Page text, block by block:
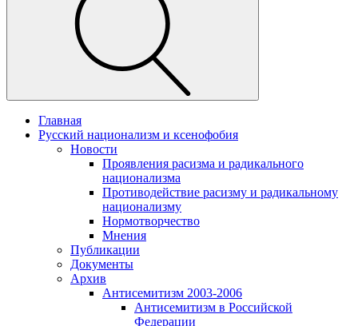
Главная
Русский национализм и ксенофобия
Новости
Проявления расизма и радикального
национализма
Противодействие расизму и радикальному
национализму
Нормотворчество
Мнения
Публикации
Документы
Архив
Антисемитизм 2003-2006
Антисемитизм в Российской
Федерации